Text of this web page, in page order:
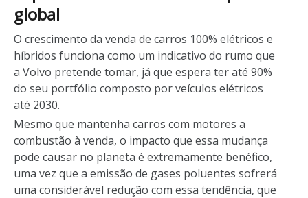
global
O crescimento da venda de carros 100% elétricos e
híbridos funciona como um indicativo do rumo que
a Volvo pretende tomar, já que espera ter até 90%
do seu portfólio composto por veículos elétricos
até 2030.
Mesmo que mantenha carros com motores a
combustão à venda, o impacto que essa mudança
pode causar no planeta é extremamente benéfico,
uma vez que a emissão de gases poluentes sofrerá
uma considerável redução com essa tendência, que